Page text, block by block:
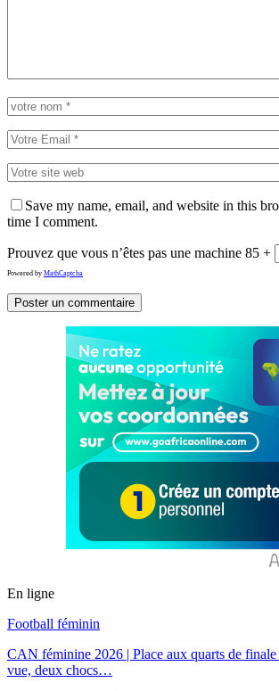
Save my name, email, and website in this
time I comment.
Prouvez que vous n’êtes pas une machine 85 +
Powered by MathCaptcha
En ligne
Football féminin
CAN féminine 2026 | Place aux quarts de finale
vue, deux chocs…